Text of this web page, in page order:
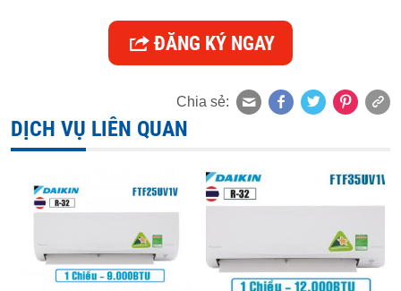
ĐĂNG KÝ NGAY
Chia sẻ:
DỊCH VỤ LIÊN QUAN